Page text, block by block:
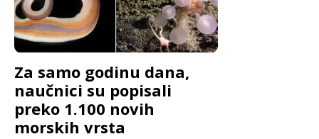
Za samo godinu dana,
naučnici su popisali
preko 1.100 novih
morskih vrsta